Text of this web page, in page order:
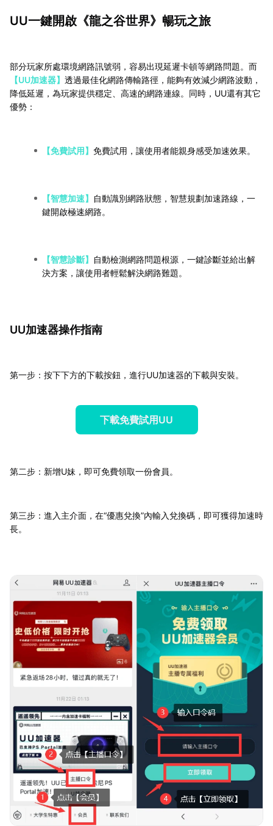
UU一鍵開啟《龍之谷世界》暢玩之旅
部分玩家所處環境網路訊號弱，容易出現延遲卡頓等網路問題。而
【UU加速器】 透過最佳化網路傳輸路徑，能夠有效減少網路波動，
降低延遲，為玩家提供穩定、高速的網路連線。同時，UU還有其它
優勢：
【免費試用】 免費試用，讓使用者能親身感受加速效果。
【智慧加速】
自動識別網路狀態，智慧規劃加速路線，一
鍵開啟極速網路。
【智慧診斷】
自動檢測網路問題根源，一鍵診斷並給出解
決方案，讓使用者輕鬆解決網路難題。
UU加速器操作指南
第一步：按下下方的下載按鈕，進行UU加速器的下載與安裝。
下載免費試用UU
第二步：新增U妹，即可免費領取一份會員。
第三步：進入主介面，在“優惠兌換”內輸入兌換碼，即可獲得加速時
長。